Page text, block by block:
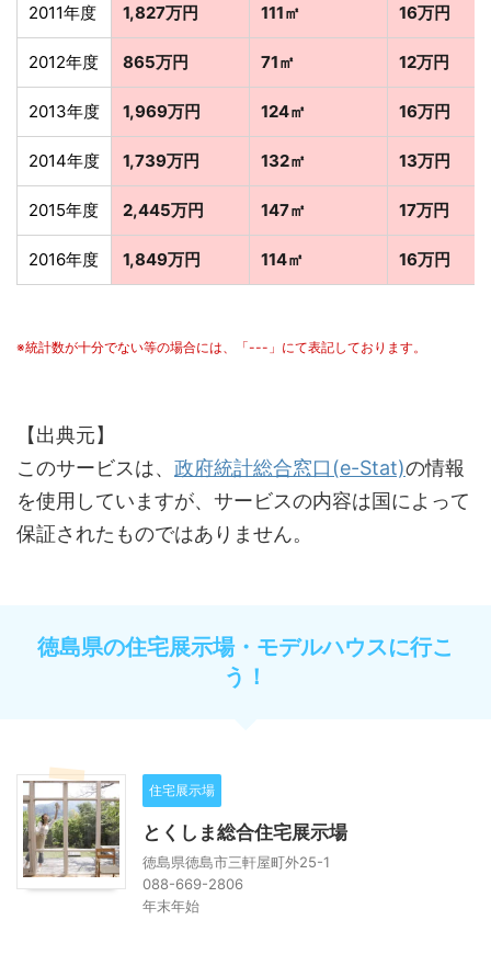
2011年度 1,827万円 111㎡ 16万円
2012年度 865万円 71㎡ 12万円
2013年度 1,969万円 124㎡ 16万円
2014年度 1,739万円 132㎡ 13万円
2015年度 2,445万円 147㎡ 17万円
2016年度 1,849万円 114㎡ 16万円
※統計数が十分でない等の場合には、「---」にて表記しております。
【出典元】
このサービスは、 政府統計総合窓口(e-Stat)の情報
を使用していますが、サービスの内容は国によって
保証されたものではありません。
徳島県の住宅展示場・モデルハウスに行こ
う！
住宅展示場
とくしま総合住宅展示場
徳島県徳島市三軒屋町外25-1
088-669-2806
年末年始